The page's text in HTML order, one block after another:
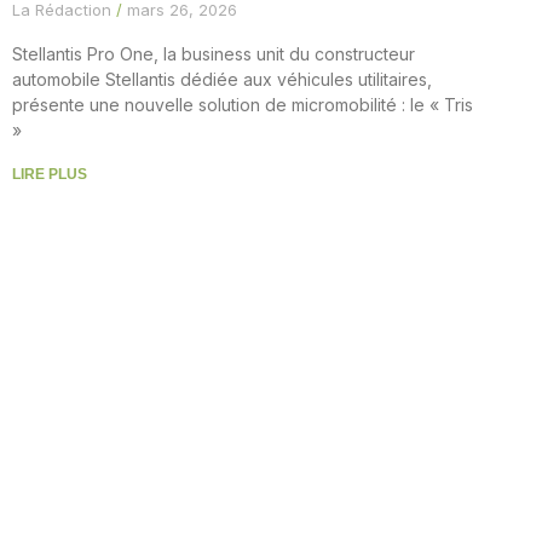
La Rédaction mars 26, 2026
Stellantis Pro One, la business unit du constructeur
automobile Stellantis dédiée aux véhicules utilitaires,
présente une nouvelle solution de micromobilité : le « Tris
»
LIRE PLUS